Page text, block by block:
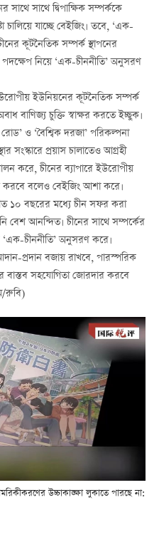
সাথে সাথে দ্বিপাক্ষিক সম্পর্ককে
চালিয়ে যাচ্ছে বেইজিং। তবে, ‘এক-
কূটনৈতিক সম্পর্ক স্থাপনের
পদক্ষেপ নিয়ে ‘এক-চীননীতি’ অনুসরণ
ইউনিয়নের কূটনৈতিক সম্পর্ক
বাণিজ্য চুক্তি স্বাক্ষর করতে ইচ্ছুক।
ও ‘বৈশ্বিক দরজা’ পরিকল্পনা
সংস্কারে প্রয়াস চালাতেও আগ্রহী
করে, চীনের ব্যাপারে ইউরোপীয়
করবে বলেও বেইজিং আশা করে।
গত ১০ বছরের মধ্যে চীন সফর করা
বেশ আনন্দিত। চীনের সাথে সম্পর্কের
চীননীতি’ অনুসরণ করে।
প্রদান বজায় রাখবে, পারস্পরিক
বাস্তব সহযোগিতা জোরদার করবে
রুবি)
উচ্চাকাঙ্ক্ষা লুকাতে পারছে না: